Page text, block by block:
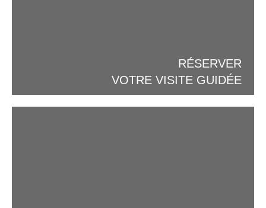
RÉSERVER
VOTRE VISITE GUIDÉE